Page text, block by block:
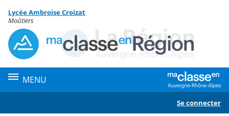
Menu de la rubrique
Contenu
Lycée Ambroise Croizat
Moûtiers
MENU
Se connecter